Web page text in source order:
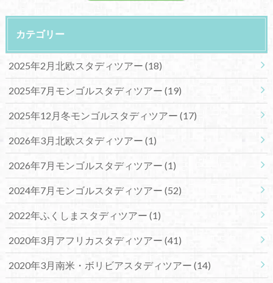
カテゴリー
2025年2月北欧スタディツアー (18)
2025年7月モンゴルスタディツアー (19)
2025年12月冬モンゴルスタディツアー (17)
2026年3月北欧スタディツアー (1)
2026年7月モンゴルスタディツアー (1)
2024年7月モンゴルスタディツアー (52)
2022年ふくしまスタディツアー (1)
2020年3月アフリカスタディツアー (41)
2020年3月南米・ボリビアスタディツアー (14)